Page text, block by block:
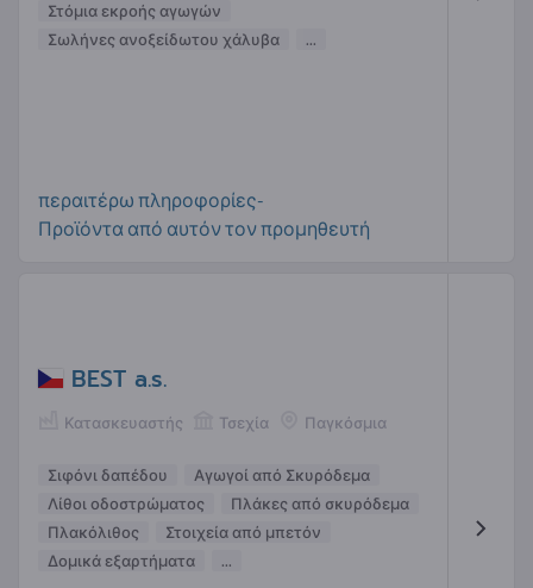
Στόμια εκροής αγωγών
Σωλήνες ανοξείδωτου χάλυβα
...
περαιτέρω πληροφορίες-
Προϊόντα από αυτόν τον προμηθευτή
BEST a.s.
Κατασκευαστής Τσεχία Παγκόσμια
Σιφόνι δαπέδου
Αγωγοί από Σκυρόδεμα
Λίθοι οδοστρώματος
Πλάκες από σκυρόδεμα
Πλακόλιθος
Στοιχεία από μπετόν
Δομικά εξαρτήματα
...